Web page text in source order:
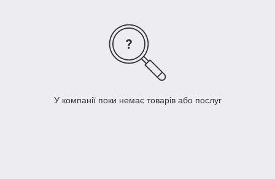
У компанії поки немає товарів або послуг